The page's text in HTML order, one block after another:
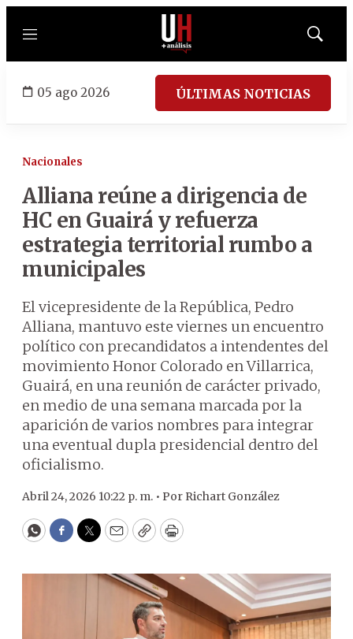
Menú
Mostrar
05 ago 2026 ÚLTIMAS NOTICIAS
Nacionales
Alliana reúne a dirigencia de
HC en Guairá y refuerza
estrategia territorial rumbo a
municipales
El vicepresidente de la República, Pedro
Alliana, mantuvo este viernes un encuentro
político con precandidatos a intendentes del
movimiento Honor Colorado en Villarrica,
Guairá, en una reunión de carácter privado,
en medio de una semana marcada por la
aparición de varios nombres para integrar
una eventual dupla presidencial dentro del
oficialismo.
Abril 24, 2026 10:22 p. m. • Por Richart González
WhatsApp
Facebook
Twitter
EmailCopyPrint